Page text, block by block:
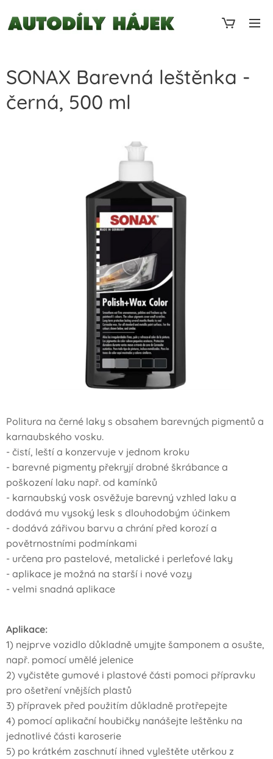
SONAX Barevná leštěnka -
černá, 500 ml
Politura na černé laky s obsahem barevných pigmentů a
karnaubského vosku.
- čistí, leští a konzervuje v jednom kroku
- barevné pigmenty překryjí drobné škrábance a
poškození laku např. od kamínků
- karnaubský vosk osvěžuje barevný vzhled laku a
dodává mu vysoký lesk s dlouhodobým účinkem
- dodává zářivou barvu a chrání před korozí a
povětrnostními podmínkami
- určena pro pastelové, metalické i perleťové laky
- aplikace je možná na starší i nové vozy
- velmi snadná aplikace
Aplikace:
1) nejprve vozidlo důkladně umyjte šamponem a osušte,
např. pomocí umělé jelenice
2) vyčistěte gumové i plastové části pomoci přípravku
pro ošetření vnějších plastů
3) přípravek před použitím důkladně protřepejte
4) pomocí aplikační houbičky nanášejte leštěnku na
jednotlivé části karoserie
5) po krátkém zaschnutí ihned vyleštěte utěrkou z